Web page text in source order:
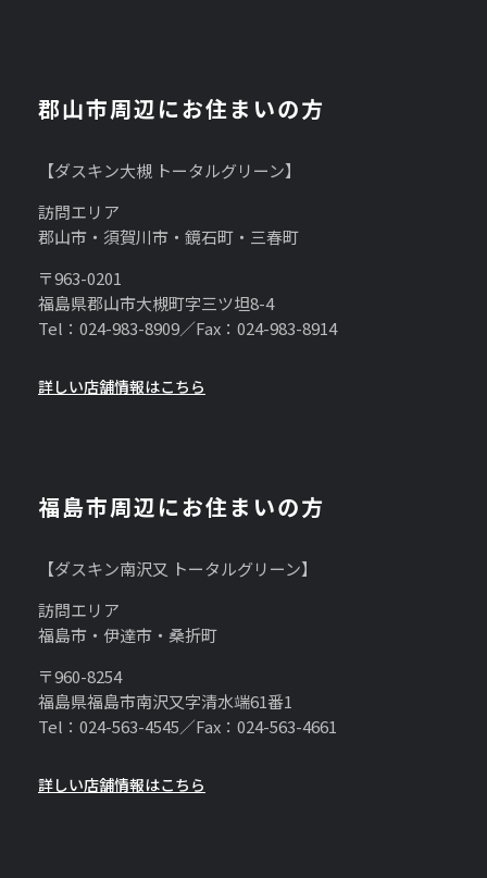
郡山市周辺にお住まいの方
【ダスキン大槻 トータルグリーン】
訪問エリア
郡山市・須賀川市・鏡石町・三春町
〒963-0201
福島県郡山市大槻町字三ツ坦8-4
Tel：024-983-8909／Fax：024-983-8914
詳しい店舗情報はこちら
福島市周辺にお住まいの方
【ダスキン南沢又 トータルグリーン】
訪問エリア
福島市・伊達市・桑折町
〒960-8254
福島県福島市南沢又字清水端61番1
Tel：024-563-4545／Fax：024-563-4661
詳しい店舗情報はこちら